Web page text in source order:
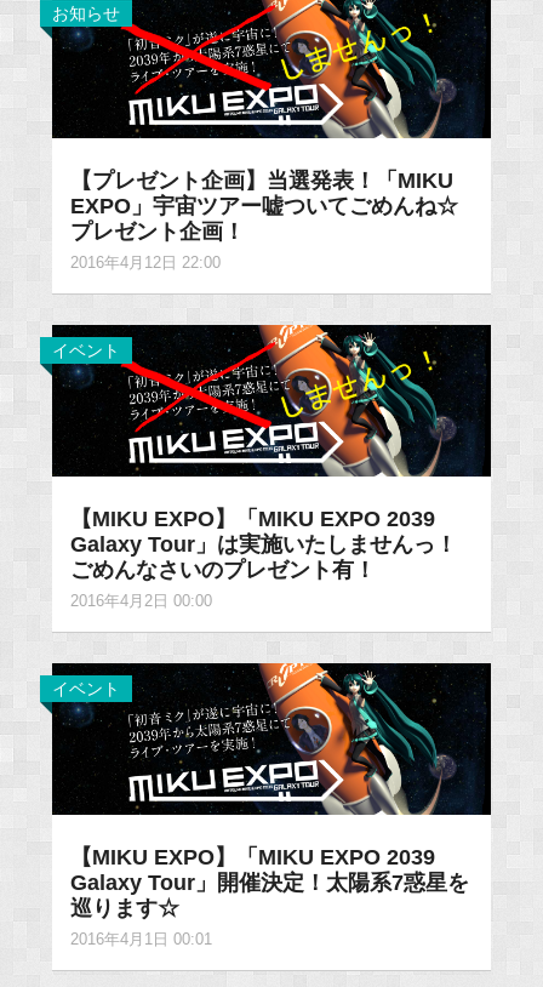
お知らせ
【プレゼント企画】当選発表！「MIKU
EXPO」宇宙ツアー嘘ついてごめんね☆
プレゼント企画！
2016年4月12日 22:00
イベント
【MIKU EXPO】「MIKU EXPO 2039
Galaxy Tour」は実施いたしませんっ！
ごめんなさいのプレゼント有！
2016年4月2日 00:00
イベント
【MIKU EXPO】「MIKU EXPO 2039
Galaxy Tour」開催決定！太陽系7惑星を
巡ります☆
2016年4月1日 00:01